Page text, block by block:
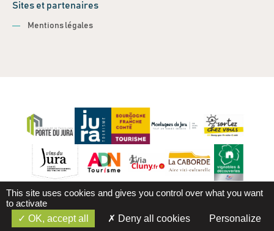
Sites et partenaires
Mentions légales
This site uses cookies and gives you control over what you want
to activate
OK, accept all
Deny all cookies
Personalize